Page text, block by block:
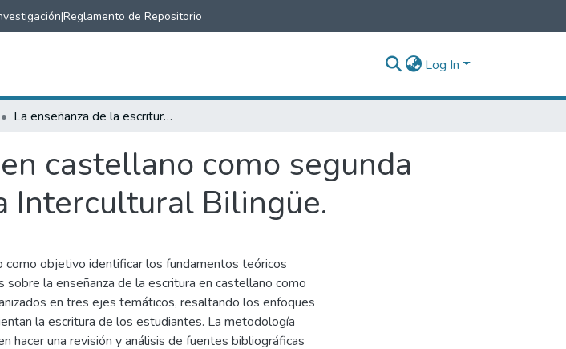
|Reglamento de Repositorio
Log In
La enseñanza de la escritura en castellano como segunda lengua en Educación Primaria Intercultural Bilingüe.
castellano como segunda
Intercultural Bilingüe.
como objetivo identificar los fundamentos teóricos
sobre la enseñanza de la escritura en castellano como
en tres ejes temáticos, resaltando los enfoques
la escritura de los estudiantes. La metodología
hacer una revisión y análisis de fuentes bibliográficas